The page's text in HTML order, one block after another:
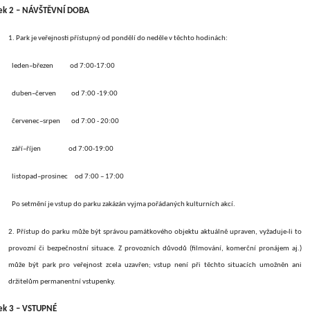
2 – NÁVŠTĚVNÍ DOBA
1. Park je veřejnosti přístupný od pondělí do neděle v těchto hodinách:
leden–březen od 7:00-17:00
duben–červen od 7:00 -19:00
červenec–srpen od 7:00 - 20:00
září–říjen od 7:00-19:00
listopad–prosinec od 7:00 – 17:00
Po setmění je vstup do parku zakázán vyjma pořádaných kulturních akcí.
2. Přístup do parku může být správou památkového objektu aktuálně upraven, vyžaduje-li to
provozní či bezpečnostní situace. Z provozních důvodů (filmování, komerční pronájem aj.)
může být park pro veřejnost zcela uzavřen; vstup není při těchto situacích umožněn ani
držitelům permanentní vstupenky.
3 – VSTUPNÉ